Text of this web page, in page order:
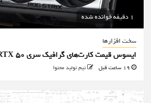
1 دقیقه خوانده شده
سخت افزارها
ایسوس قیمت کارت‌های گرافیک سری RTX 50 را افزایش داد
تیم تولید محتوا